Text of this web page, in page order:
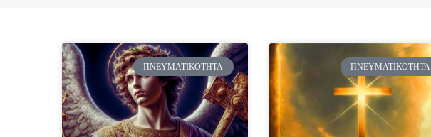
ΠΝΕΥΜΑΤΙΚΌΤΗΤΑ ΠΝΕΥΜΑΤΙΚΌΤΗΤΑ